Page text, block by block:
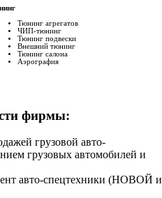
Тюнинг агрегатов
ЧИП-тюнинг
Тюнинг подвески
Внешний тюнинг
Тюнинг салона
Аэрография
фирмы:
грузовой авто-
грузовых автомобилей и
авто-спецтехники (НОВОЙ и